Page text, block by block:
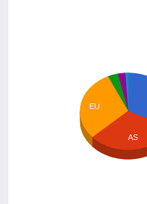
EU
AS